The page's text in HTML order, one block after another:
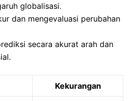
globalisasi.
dan mengevaluasi perubahan
secara akurat arah dan
Kekurangan